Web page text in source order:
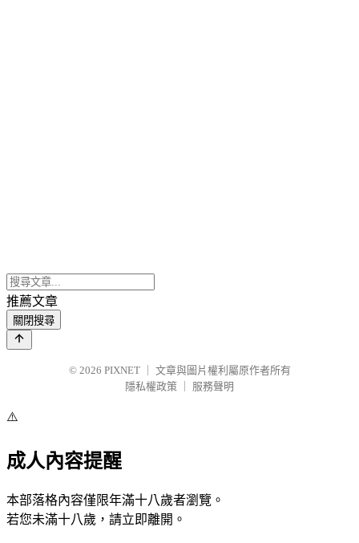
推薦文章
關閉搜尋
© 2026 PIXNET
文章與圖片權利屬原作者所有
隱私權政策
服務聲明
⚠️
成人內容提醒
本部落格內容僅限年滿十八歲者瀏覽。
若您未滿十八歲，請立即離開。